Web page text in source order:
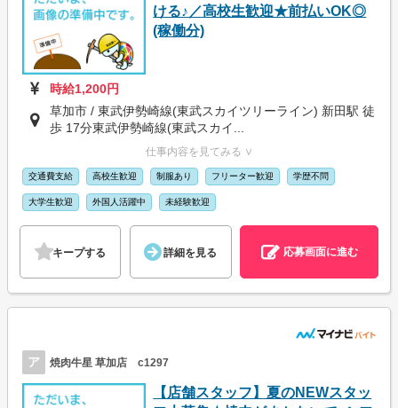
ける♪／高校生歓迎★前払いOK◎
(稼働分)
時給1,200円
草加市 / 東武伊勢崎線(東武スカイツリーライン) 新田駅 徒
歩 17分東武伊勢崎線(東武スカイ...
仕事内容を見てみる ∨
交通費支給 高校生歓迎 制服あり フリーター歓迎 学歴不問
大学生歓迎 外国人活躍中 未経験歓迎
キープする 詳細を見る 応募画面に進む
ア 焼肉牛星 草加店 c1297
【店舗スタッフ】夏のNEWスタッ